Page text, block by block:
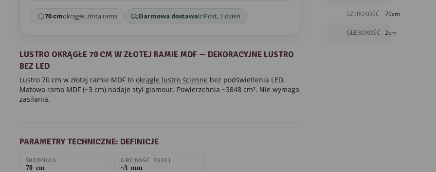
70 cmokrągłe, złota rama Darmowa dostawaInPost, 1 dzień
LUSTRO OKRĄGŁE 70 CM W ZŁOTEJ RAMIE MDF — DEKORACYJNE LUSTRO
BEZ LED
Lustro 70 cm w złotej ramie MDF to okrągłe lustro ścienne bez podświetlenia LED.
Matowa rama MDF (~3 cm) nadaje styl glamour. Powierzchnia ~3848 cm². Nie wymaga
zasilania.
PARAMETRY TECHNICZNE: DEFINICJE
ŚREDNICA
70 cm
GRUBOŚĆ TAFLI
~3 mm
SZEROKOŚĆ 70cm
GŁĘBOKOŚĆ 2cm